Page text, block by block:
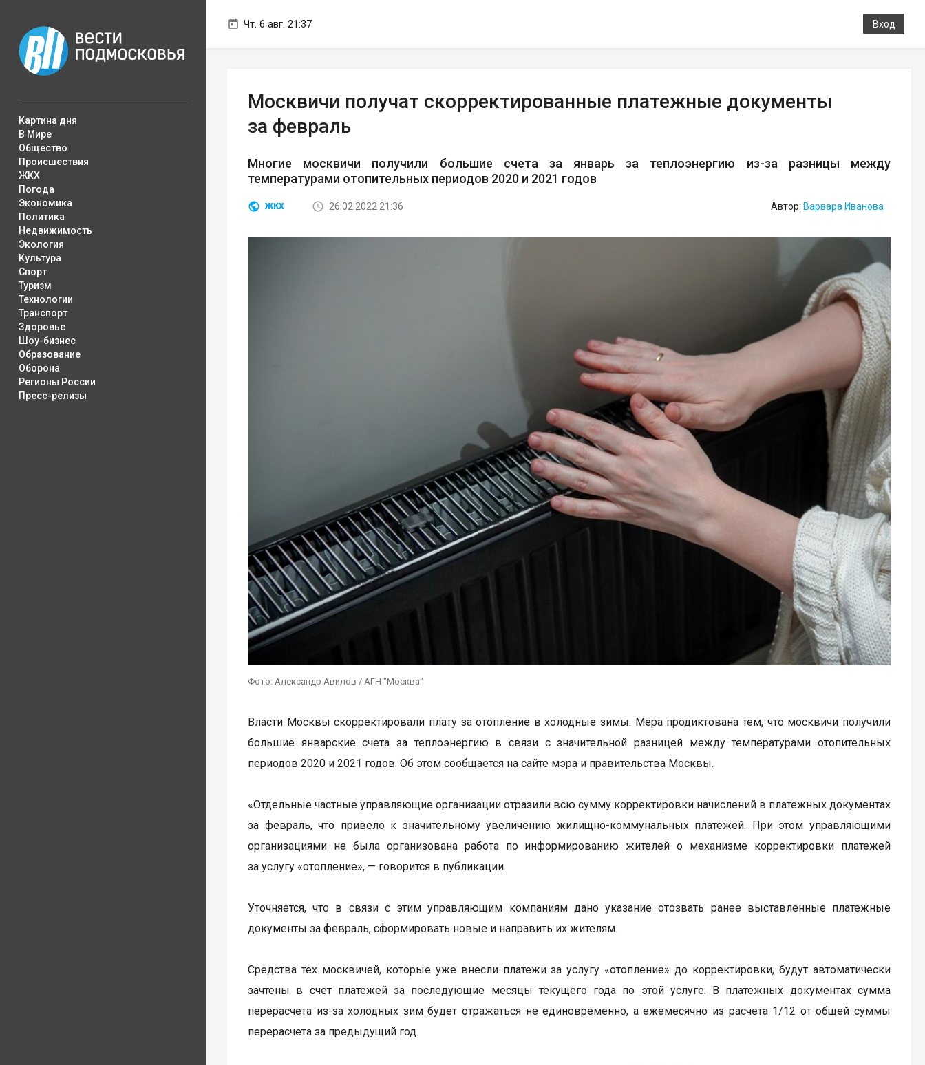
Чт. 6 авг. 21:37 Вход
Картина дня
В Мире
Общество
Происшествия
ЖКХ
Погода
Экономика
Политика
Недвижимость
Экология
Культура
Спорт
Туризм
Технологии
Транспорт
Здоровье
Шоу-бизнес
Образование
Оборона
Регионы России
Пресс-релизы
Москвичи получат скорректированные платежные документы
за февраль
Многие москвичи получили большие счета за январь за теплоэнергию из-за разницы между
температурами отопительных периодов 2020 и 2021 годов
ЖКХ 26.02.2022 21:36 Автор: Варвара Иванова
Фото: Александр Авилов / АГН "Москва"
Власти Москвы скорректировали плату за отопление в холодные зимы. Мера продиктована тем, что москвичи получили
большие январские счета за теплоэнергию в связи с значительной разницей между температурами отопительных
периодов 2020 и 2021 годов. Об этом сообщается на сайте мэра и правительства Москвы.
«Отдельные частные управляющие организации отразили всю сумму корректировки начислений в платежных документах
за февраль, что привело к значительному увеличению жилищно-коммунальных платежей. При этом управляющими
организациями не была организована работа по информированию жителей о механизме корректировки платежей
за услугу «отопление», — говорится в публикации.
Уточняется, что в связи с этим управляющим компаниям дано указание отозвать ранее выставленные платежные
документы за февраль, сформировать новые и направить их жителям.
Средства тех москвичей, которые уже внесли платежи за услугу «отопление» до корректировки, будут автоматически
зачтены в счет платежей за последующие месяцы текущего года по этой услуге. В платежных документах сумма
перерасчета из-за холодных зим будет отражаться не единовременно, а ежемесячно из расчета 1/12 от общей суммы
перерасчета за предыдущий год.